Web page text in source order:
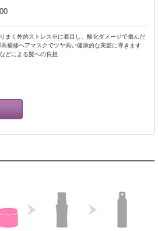
まく外的ストレス※に着目し、酸化ダメージで傷んだ
補修ヘアマスクでツヤ高い健康的な美髪に導きます
どによる髪への負担